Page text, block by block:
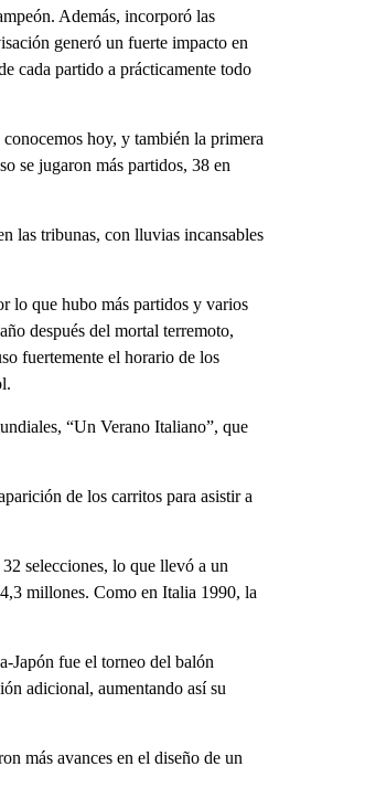
Además, incorporó las
generó un fuerte impacto en
cada partido a prácticamente todo
hoy, y también la primera
se jugaron más partidos, 38 en
las tribunas, con lluvias incansables
lo que hubo más partidos y varios
después del mortal terremoto,
fuertemente el horario de los
“Un Verano Italiano”, que
de los carritos para asistir a
selecciones, lo que llevó a un
millones. Como en Italia 1990, la
Japón fue el torneo del balón
adicional, aumentando así su
más avances en el diseño de un